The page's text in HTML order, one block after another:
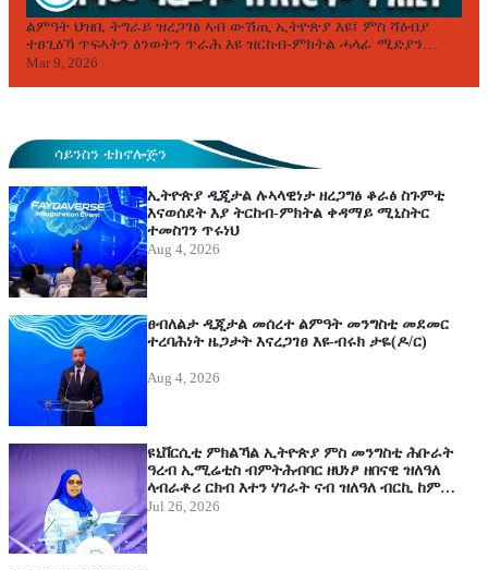
ልምዓት ህዝቢ ትግራይ ዝረጋገፅ ኣብ ውሽጢ ኢትዮጵያ እዩ፤ ምስ ሻዕብያ
ተፀጊዕኻ ጥፍኣትን ዕንወትን ጥራሕ እዩ ዝርከብ-ምክትል ሓላፊ ሚድያን
ኮሙኒኬሽንን ፓርቲ ስምረት ጠዓመ ዓረዶም
Mar 9, 2026
ሳይንስን ቴክኖሎጅን
ኢትዮጵያ ዲጂታል ሉኣላዊነታ ዘረጋግፅ ቆራፅ ስጉምቲ
እናወሰደት እያ ትርከብ-ምክትል ቀዳማይ ሚኒስትር
ተመስገን ጥሩነህ
Aug 4, 2026
ፀብለልታ ዲጂታል መሰረተ ልምዓት መንግስቲ መደመር
ተረባሕነት ዜጋታት እናረጋገፀ እዩ-ብሩክ ታዬ(ዶ/ር)
Aug 4, 2026
ዩኒቨርሲቲ ምክልኻል ኢትዮጵያ ምስ መንግስቲ ሕቡራት
ዓረብ ኢሚሬቲስ ብምትሕብባር ዘህነፆ ዘበናዊ ዝለዓለ
ላብራቶሪ ርክብ እተን ሃገራት ናብ ዝለዓለ ብርኪ ከም
ዝተሰጋገረ ዘርኢ እዩ-ሚኒስትር ኢንጅነር ኣይሻ መሓመድ
Jul 26, 2026